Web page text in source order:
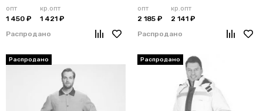
утепленный оранжевый
опт
1 450 ₽
кр.опт
1 421 ₽
Распродано
утепленный лимонный
опт
2 185 ₽
кр.опт
2 141 ₽
Распродано